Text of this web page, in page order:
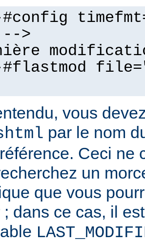
-->
vous
par le nom
Ceci ne
un
que vous
dans ce cas, il